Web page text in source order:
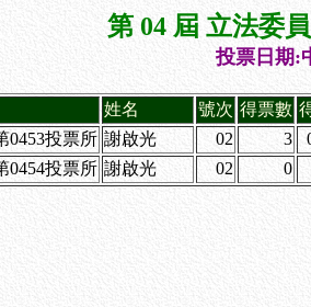
第 04 屆 立法委
投票日期:
姓名 號次 得票數
0453投票所 謝啟光 02 3
0454投票所 謝啟光 02 0